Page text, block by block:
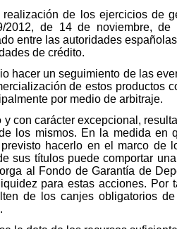
de los ejercicios de
de 14 de noviembre, de
entre las autoridades
de crédito.
hacer un seguimiento de las
de estos productos
por medio de arbitraje.
y con carácter excepcional,
los mismos. En la medida en
hacerlo en el marco de
sus títulos puede comportar
al Fondo de Garantía de
para estas acciones.
de los canjes obligatorios